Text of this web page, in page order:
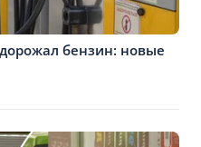
бензин: новые